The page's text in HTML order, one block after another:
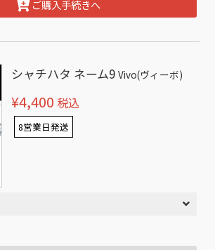
ご購入手続きへ
シャチハタ ネーム9Vivo(ヴィーボ)
¥4,400 税込
8営業日発送